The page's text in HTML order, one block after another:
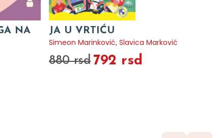
NA
JA U VRTIĆU
Simeon Marinković, Slavica Marković
880 rsd 792 rsd